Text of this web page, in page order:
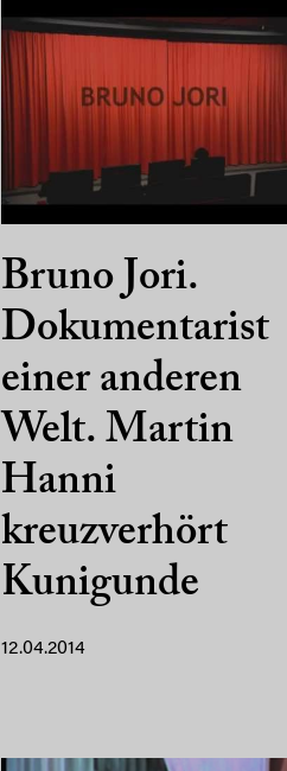
Bruno Jori.
Dokumentarist
einer anderen
Welt. Martin
Hanni
kreuzverhört
Kunigunde
12.04.2014